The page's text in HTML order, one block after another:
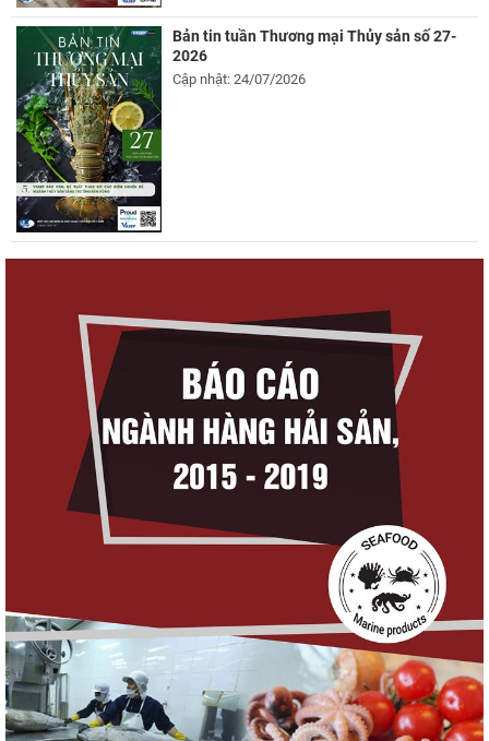
Bản tin tuần Thương mại Thủy sản số 27-
2026
Cập nhật: 24/07/2026